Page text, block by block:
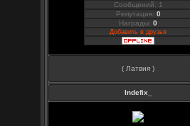
Сообщений: 1
Репутация: 0
Награды:0
Добавить в друзья
( Латвия )
Indefix_